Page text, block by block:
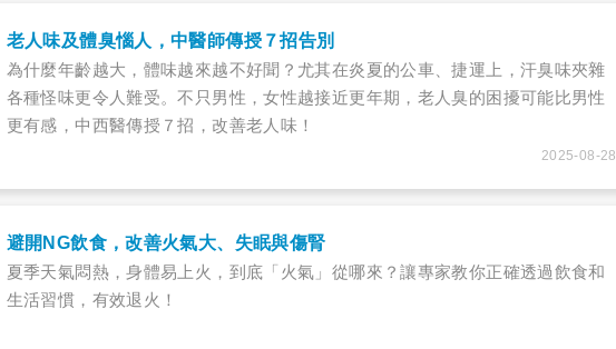
老人味及體臭惱人，中醫師傳授７招告別
為什麼年齡越大，體味越來越不好聞？尤其在炎夏的公車、捷運上，汗臭味夾雜
各種怪味更令人難受。不只男性，女性越接近更年期，老人臭的困擾可能比男性
更有感，中西醫傳授７招，改善老人味！
2025-08-28
避開NG飲食，改善火氣大、失眠與傷腎
夏季天氣悶熱，身體易上火，到底「火氣」從哪來？讓專家教你正確透過飲食和
生活習慣，有效退火！